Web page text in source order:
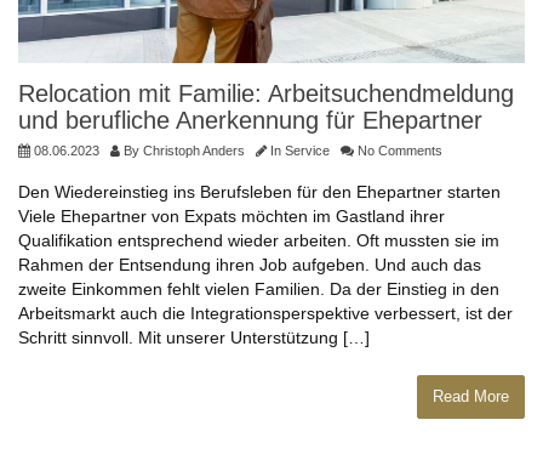
Relocation mit Familie: Arbeitsuchendmeldung
und berufliche Anerkennung für Ehepartner
08.06.2023 By Christoph Anders In Service No Comments
Den Wiedereinstieg ins Berufsleben für den Ehepartner starten
Viele Ehepartner von Expats möchten im Gastland ihrer
Qualifikation entsprechend wieder arbeiten. Oft mussten sie im
Rahmen der Entsendung ihren Job aufgeben. Und auch das
zweite Einkommen fehlt vielen Familien. Da der Einstieg in den
Arbeitsmarkt auch die Integrationsperspektive verbessert, ist der
Schritt sinnvoll. Mit unserer Unterstützung […]
Read More